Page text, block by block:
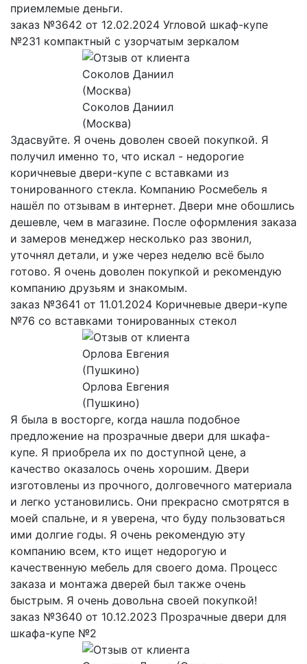
приемлемые деньги.
заказ №3642 от 12.02.2024 Угловой шкаф-купе
№231 компактный с узорчатым зеркалом
Соколов Даниил
(Москва)
Здасвуйте. Я очень доволен своей покупкой. Я
получил именно то, что искал - недорогие
коричневые двери-купе с вставками из
тонированного стекла. Компанию Росмебель я
нашёл по отзывам в интернет. Двери мне обошлись
дешевле, чем в магазине. После оформления заказа
и замеров менеджер несколько раз звонил,
уточнял детали, и уже через неделю всё было
готово. Я очень доволен покупкой и рекомендую
компанию друзьям и знакомым.
заказ №3641 от 11.01.2024 Коричневые двери-купе
№76 со вставками тонированных стекол
Орлова Евгения
(Пушкино)
Я была в восторге, когда нашла подобное
предложение на прозрачные двери для шкафа-
купе. Я приобрела их по доступной цене, а
качество оказалось очень хорошим. Двери
изготовлены из прочного, долговечного материала
и легко установились. Они прекрасно смотрятся в
моей спальне, и я уверена, что буду пользоваться
ими долгие годы. Я очень рекомендую эту
компанию всем, кто ищет недорогую и
качественную мебель для своего дома. Процесс
заказа и монтажа дверей был также очень
быстрым. Я очень довольна своей покупкой!
заказ №3640 от 10.12.2023 Прозрачные двери для
шкафа-купе №2